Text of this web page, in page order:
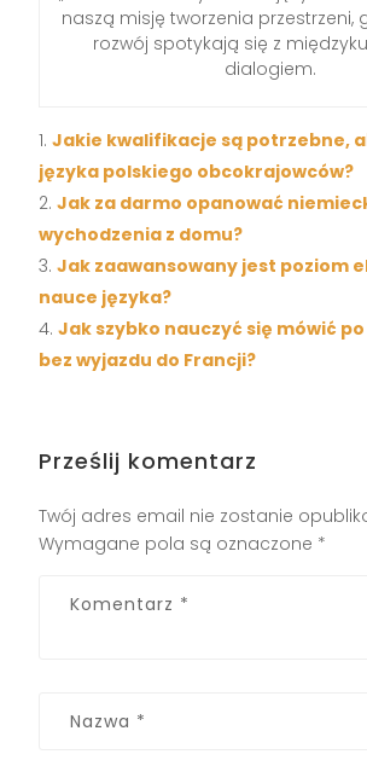
naszą misję tworzenia przestrzeni,
rozwój spotykają się z
dialogiem.
Jakie kwalifikacje są potrzebne,
języka polskiego obcokrajowców?
Jak za darmo opanować
wychodzenia z domu?
Jak zaawansowany jest poziom
nauce języka?
Jak szybko nauczyć się mówić
bez wyjazdu do Francji?
Prześlij komentarz
Twój adres email nie zostanie
Wymagane pola są oznaczone *